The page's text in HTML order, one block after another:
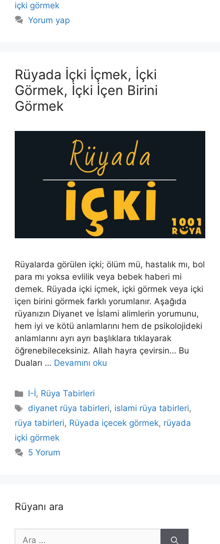
içki görmek
Yorum yap
Rüyada İçki İçmek, İçki
Görmek, İçki İçen Birini
Görmek
Rüyalarda görülen içki; ölüm mü, hastalık mı, bol
para mı yoksa evlilik veya bebek haberi mi
demek. Rüyada içki içmek, içki görmek veya içki
içen birini görmek farklı yorumlanır. Aşağıda
rüyanızın Diyanet ve İslami alimlerin yorumunu,
hem iyi ve kötü anlamlarını hem de psikolojideki
anlamlarını ayrı ayrı başlıklara tıklayarak
öğrenebileceksiniz. Allah hayra çevirsin… Bu
Duaları … Devamını oku
Kategoriler
I-İ, Rüya Tabirleri
Etiketler
diyanet rüya tabirleri, islami rüya tabirleri,
rüya tabirleri, Rüyada içecek görmek, rüyada
içki görmek
5 Yorum
Rüyanı ara
için